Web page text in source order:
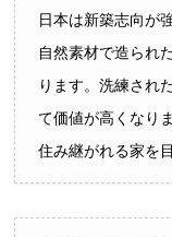
日本は新築志向が
自然素材で造られ
ります。洗練され
て価値が高くなり
住み継がれる家を